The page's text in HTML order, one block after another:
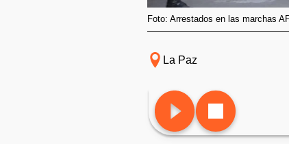
Foto: Arrestados en las marchas
La Paz